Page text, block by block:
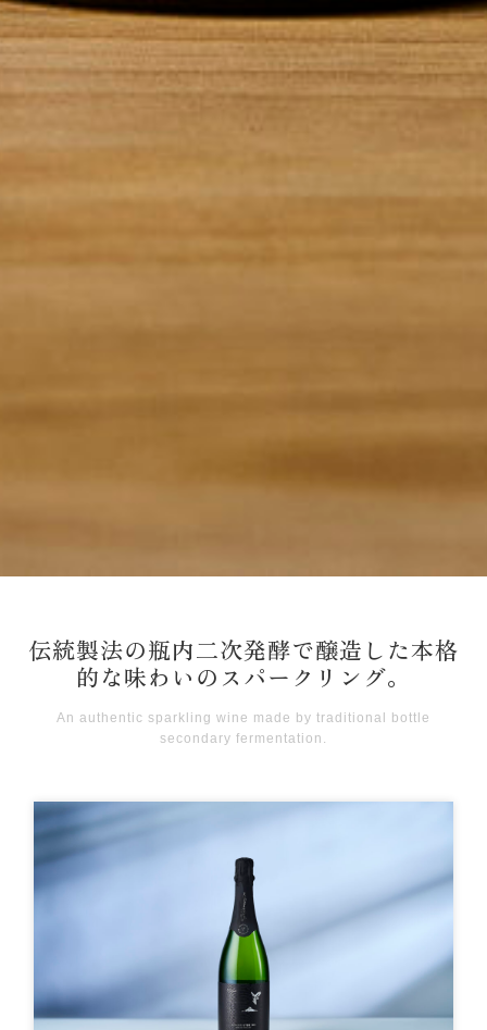
伝統製法の瓶内二次発酵で醸造した本格
的な味わいのスパークリング。
An authentic sparkling wine made by traditional bottle
secondary fermentation.